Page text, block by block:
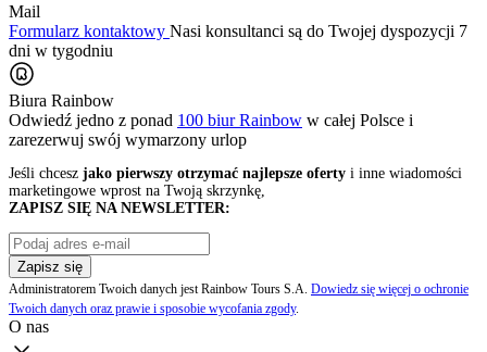
Mail
Formularz kontaktowy Nasi konsultanci są do Twojej dyspozycji 7
dni w tygodniu
Biura Rainbow
Odwiedź jedno z ponad 100 biur Rainbow w całej Polsce i
zarezerwuj swój wymarzony urlop
Jeśli chcesz jako pierwszy otrzymać najlepsze oferty i inne wiadomości
marketingowe wprost na Twoją skrzynkę,
ZAPISZ SIĘ NA NEWSLETTER:
Zapisz się
Administratorem Twoich danych jest Rainbow Tours S.A. Dowiedz się więcej o ochronie
Twoich danych oraz prawie i sposobie wycofania zgody.
O nas